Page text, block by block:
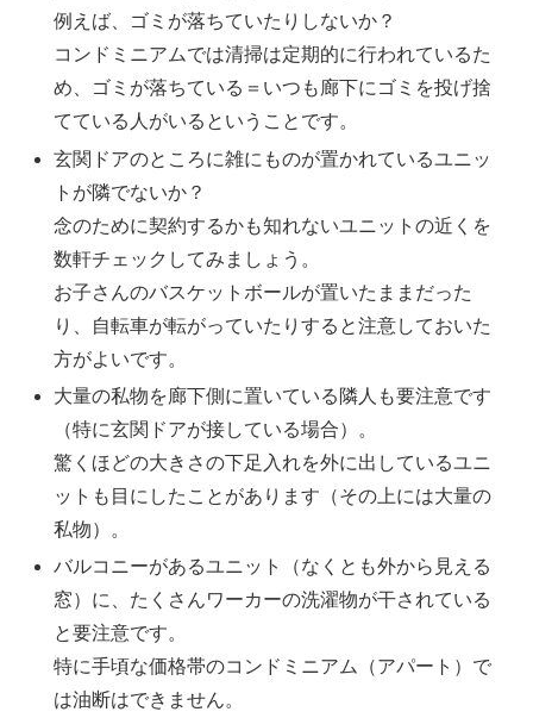
例えば、ゴミが落ちていたりしないか？
コンドミニアムでは清掃は定期的に行われているた
め、ゴミが落ちている＝いつも廊下にゴミを投げ捨
てている人がいるということです。
玄関ドアのところに雑にものが置かれているユニッ
トが隣でないか？
念のために契約するかも知れないユニットの近くを
数軒チェックしてみましょう。
お子さんのバスケットボールが置いたままだった
り、自転車が転がっていたりすると注意しておいた
方がよいです。
大量の私物を廊下側に置いている隣人も要注意です
（特に玄関ドアが接している場合）。
驚くほどの大きさの下足入れを外に出しているユニ
ットも目にしたことがあります（その上には大量の
私物）。
バルコニーがあるユニット（なくとも外から見える
窓）に、たくさんワーカーの洗濯物が干されている
と要注意です。
特に手頃な価格帯のコンドミニアム（アパート）で
は油断はできません。